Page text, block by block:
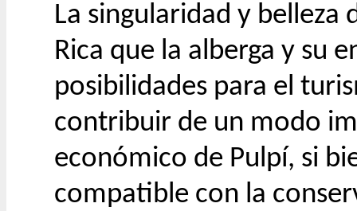
La singularidad y belleza
Rica que la alberga y su
posibilidades para el
contribuir de un modo
económico de Pulpí, si
compatible con la